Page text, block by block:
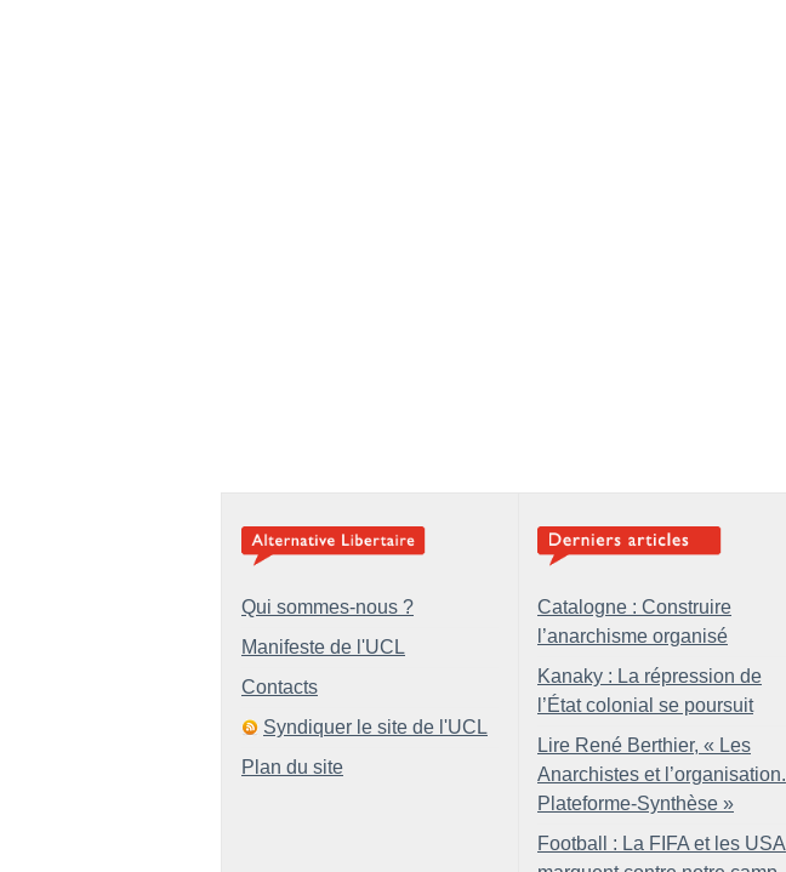
Qui sommes-nous ?
Manifeste de l'UCL
Contacts
Syndiquer le site de l'UCL
Plan du site
Catalogne : Construire
l’anarchisme organisé
Kanaky : La répression de
l’État colonial se poursuit
Lire René Berthier, « Les
Anarchistes et l’organisation.
Plateforme-Synthèse »
Football : La FIFA et les USA